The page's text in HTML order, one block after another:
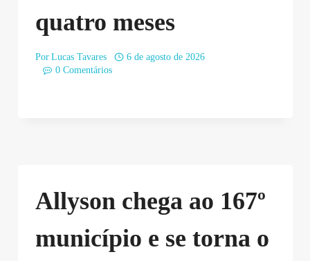
quatro meses
Por Lucas Tavares
6 de agosto de 2026
0 Comentários
Allyson chega ao 167º
município e se torna o